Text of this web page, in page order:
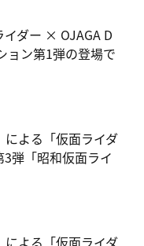
ダー × OJAGA D
ョン第1弾の登場で
よる「仮面ライダ
弾「昭和仮面ライ
よる「仮面ライダ